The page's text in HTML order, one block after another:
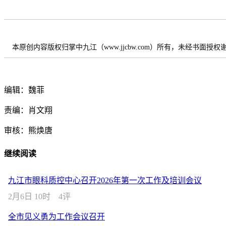
本原创内容版权归掌中九江（www.jjcbw.com）所有，未经书面授权
编辑：魏菲
责编：肖文翔
审核：熊焕唐
继续阅读
九江市眼科质控中心召开2026年第一次工作及培训会议
2月6日 10时
4评
全市见义勇为工作会议召开